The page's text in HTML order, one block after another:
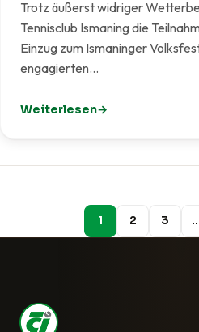
Trotz äußerst widriger
Tennisclub Ismaning die
Einzug zum Ismaninger
engagierten…
Weiterlesen
: TCI trotzt Wind und
1 2 3